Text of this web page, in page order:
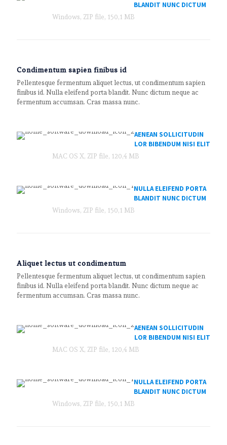
BLANDIT NUNC DICTUM
Windows, ZIP file, 150,1 MB
Condimentum sapien finibus id
Pellentesque fermentum aliquet lectus, ut condimentum sapien
finibus id. Nulla eleifend porta blandit. Nunc dictum neque ac
fermentum accumsan. Cras massa nunc.
AENEAN SOLLICITUDIN
LOR BIBENDUM NISI ELIT
MAC OS X, ZIP file, 120,4 MB
NULLA ELEIFEND PORTA
BLANDIT NUNC DICTUM
Windows, ZIP file, 150,1 MB
Aliquet lectus ut condimentum
Pellentesque fermentum aliquet lectus, ut condimentum sapien
finibus id. Nulla eleifend porta blandit. Nunc dictum neque ac
fermentum accumsan. Cras massa nunc.
AENEAN SOLLICITUDIN
LOR BIBENDUM NISI ELIT
MAC OS X, ZIP file, 120,4 MB
NULLA ELEIFEND PORTA
BLANDIT NUNC DICTUM
Windows, ZIP file, 150,1 MB